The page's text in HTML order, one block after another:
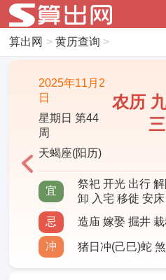
算出网 > 黄历查询 >
2025年11月2
日
星期日 第44
周
天蝎座(阳历)
农历
三
宜
祭祀 开光 出行
卸 入宅 移徙 安
忌
造庙 嫁娶 掘井
冲 猪日冲(己巳)蛇